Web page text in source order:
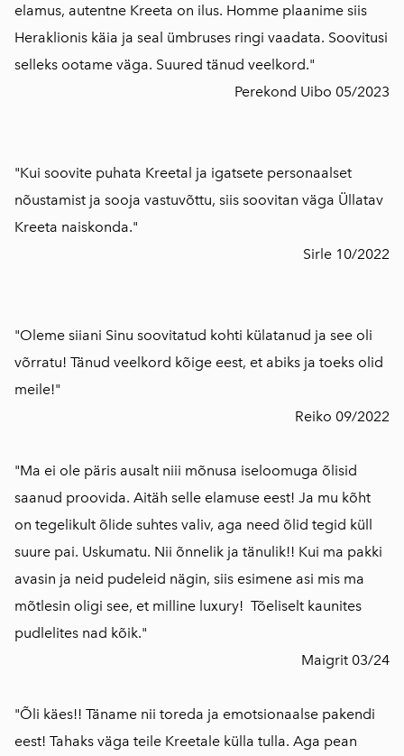
elamus, autentne Kreeta on ilus. Homme plaanime siis
Heraklionis käia ja seal ümbruses ringi vaadata. Soovitusi
selleks ootame väga. Suured tänud veelkord."
Perekond Uibo 05/2023
"Kui soovite puhata Kreetal ja igatsete personaalset
nõustamist ja sooja vastuvõttu, siis soovitan väga Üllatav
Kreeta naiskonda."
Sirle 10/2022
"Oleme siiani Sinu soovitatud kohti külatanud ja see oli
võrratu! Tänud veelkord kõige eest, et abiks ja toeks olid
meile!"
Reiko 09/2022
"Ma ei ole päris ausalt niii mõnusa iseloomuga õlisid
saanud proovida. Aitäh selle elamuse eest! Ja mu kõht
on tegelikult õlide suhtes valiv, aga need õlid tegid küll
suure pai. Uskumatu. Nii õnnelik ja tänulik!! Kui ma pakki
avasin ja neid pudeleid nägin, siis esimene asi mis ma
mõtlesin oligi see, et milline luxury! Tõeliselt kaunites
pudlelites nad kõik."
Maigrit 03/24
"Õli käes!! Täname nii toreda ja emotsionaalse pakendi
eest! Tahaks väga teile Kreetale külla tulla. Aga pean